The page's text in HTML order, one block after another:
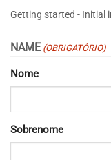
Getting started - Initial
NAME (OBRIGATÓRIO)
Nome
Sobrenome